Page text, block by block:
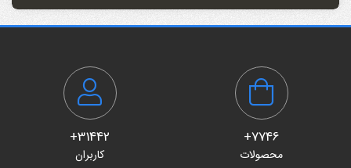
7746+
محصولات
31442+
کاربران